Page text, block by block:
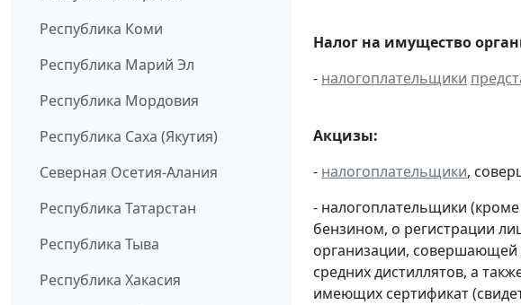
Республика Коми
Республика Марий Эл
Республика Мордовия
Республика Саха (Якутия)
Северная Осетия-Алания
Республика Татарстан
Республика Тыва
Республика Хакасия
Налог на имущество
- налогоплательщики
Акцизы:
- налогоплательщики,
- налогоплательщики
бензином, о регистрации
организации, совершающей
средних дистиллятов, а
имеющих сертификат